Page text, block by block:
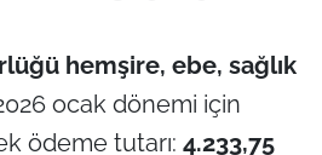
hemşire, ebe, sağlık
ocak dönemi için
ödeme tutarı: 4.233,75